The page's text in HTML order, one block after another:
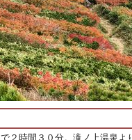
２時間３０分。滝ノ上温泉